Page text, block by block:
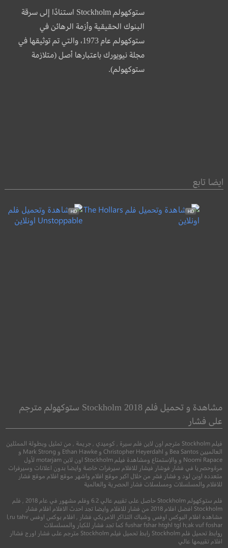
ستوكهولم Stockholm استنادًا إلى سرقة
البنوك الحقيقية وأزمة الرهائن في
ستوكهولم عام 1973، والتي تم توثيقها في
مجلة نيويورك باعتبارها أصل (متلازمة
ستوكهولم).
ايضا تابع
6.4
مشاهدة و تحميل فلم Stockholm 2018 ستوكهولم مترجم
على فشار
فيلم Stockholm مترجم اون لاين فلم سيرة , كوميدي , جريمة , من تمثيل وبطولة الممثلين
العالميين Bea Santos و Christopher Heyerdahl و Ethan Hawke و Mark Strong و
Noomi Rapace و والإستمتاع ومشاهدة فيلم Stockholm اون لاين motarjam لأول
مرةوحصريا في فشار فوشار فيشار للافلام سيرفرات خاصة وايضا بدون اعلانات وسيرفرات
متعدده اوبن لود و فشار فشر من خلال اكبر موقع افلام واشهر موقع افلام موقع فشار
للافلام والمسلسلات ومسلسلات فشار الحصرية والعالمية
فلم ستوكهولم Stockholm حاصل على تقييم عالي 6.2 وفلم مشهور في عام 2018 , فلم
Stockholm افضل افلام 2018 من فشار للافلام وايضا تجد احدث الافلام افلام فشار
مشاهده افلام البوكس اوفس وشباك التذاكر الامريكي فشار , افلام بوكس اوفس l,ru tahv
fushar fshar htghl tgl h;ak vuf foshar كما تجد فشار للكبار والمسلسلات
روابط تحميل فلم Stockholm رابط تحميل فيلم Stockholm مترجم على فشار اورج فشاار
افلام تقييمها عالي